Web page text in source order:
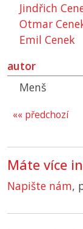
Jindřich
Otmar
Emil Cenek
autor
Menš
«« předchozí
Máte více
Napište nám,